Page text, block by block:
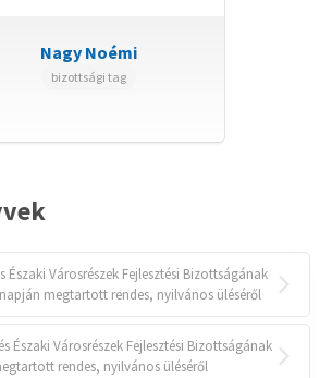
Nagy Noémi
bizottsági tag
Északi Városrészek Fejlesztési Bizottságának
megtartott rendes, nyilvános üléséről
Északi Városrészek Fejlesztési Bizottságának
rendes, nyilvános üléséről